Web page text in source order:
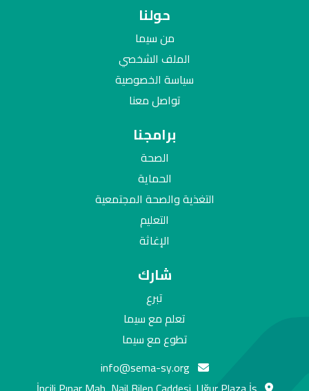
info@sema-sy.org
حولنا
من سيما
الملف الشخصي
سياسة الخصوصية
تواصل معنا
برامجنا
الصحة
الحماية
التغذية والصحة المجتمعية
التعليم
الإغاثة
شارك
تبرع
تعلم مع سيما
تطوع مع سيما